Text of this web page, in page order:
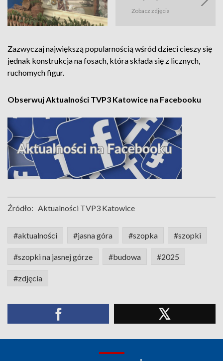
Zobacz zdjęcia
Zazwyczaj największą popularnością wśród dzieci cieszy się
jednak konstrukcja na fosach, która składa się z licznych,
ruchomych figur.
Obserwuj Aktualności TVP3 Katowice na Facebooku
Źródło: Aktualności TVP3 Katowice
#aktualności #jasna góra #szopka #szopki
#szopki na jasnej górze #budowa #2025
#zdjęcia